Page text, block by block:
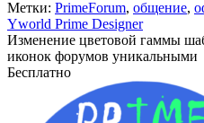
Метки: PrimeForum, общение,
Yworld Prime Designer
Изменение цветовой гаммы
иконок форумов уникальными
Бесплатно